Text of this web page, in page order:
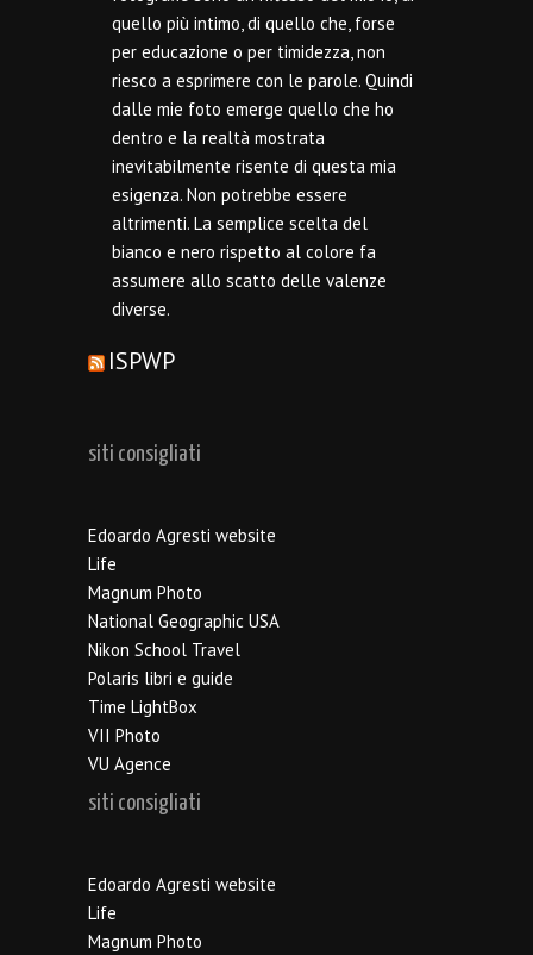
quello più intimo, di quello che, forse
per educazione o per timidezza, non
riesco a esprimere con le parole. Quindi
dalle mie foto emerge quello che ho
dentro e la realtà mostrata
inevitabilmente risente di questa mia
esigenza. Non potrebbe essere
altrimenti. La semplice scelta del
bianco e nero rispetto al colore fa
assumere allo scatto delle valenze
diverse.
ISPWP
siti consigliati
Edoardo Agresti website
Life
Magnum Photo
National Geographic USA
Nikon School Travel
Polaris libri e guide
Time LightBox
VII Photo
VU Agence
siti consigliati
Edoardo Agresti website
Life
Magnum Photo